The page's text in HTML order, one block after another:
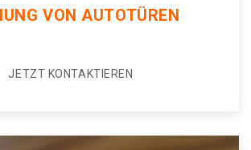
VON AUTOTÜREN
JETZT KONTAKTIEREN